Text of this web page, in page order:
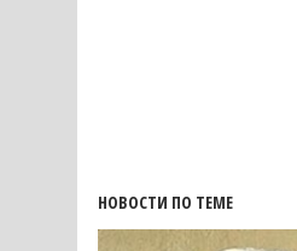
НОВОСТИ ПО ТЕМЕ